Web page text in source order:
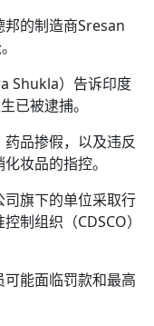
的制造商Sresan
Shukla）告诉印度
已被逮捕。
品掺假，以及违反
妆品的指控。
旗下的单位采取行
制组织（CDSCO）
能面临罚款和最高